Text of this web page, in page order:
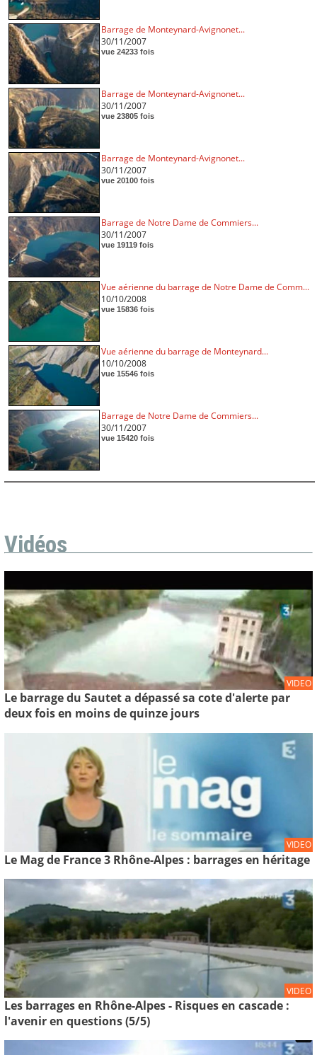
Barrage de Monteynard-Avignonet...
30/11/2007
vue 24233 fois
Barrage de Monteynard-Avignonet...
30/11/2007
vue 23805 fois
Barrage de Monteynard-Avignonet...
30/11/2007
vue 20100 fois
Barrage de Notre Dame de Commiers...
30/11/2007
vue 19119 fois
Vue aérienne du barrage de Notre Dame de Comm...
10/10/2008
vue 15836 fois
Vue aérienne du barrage de Monteynard...
10/10/2008
vue 15546 fois
Barrage de Notre Dame de Commiers...
30/11/2007
vue 15420 fois
Vidéos
VIDEO
Le barrage du Sautet a dépassé sa cote d'alerte par
deux fois en moins de quinze jours
VIDEO
Le Mag de France 3 Rhône-Alpes : barrages en héritage
VIDEO
Les barrages en Rhône-Alpes - Risques en cascade :
l'avenir en questions (5/5)